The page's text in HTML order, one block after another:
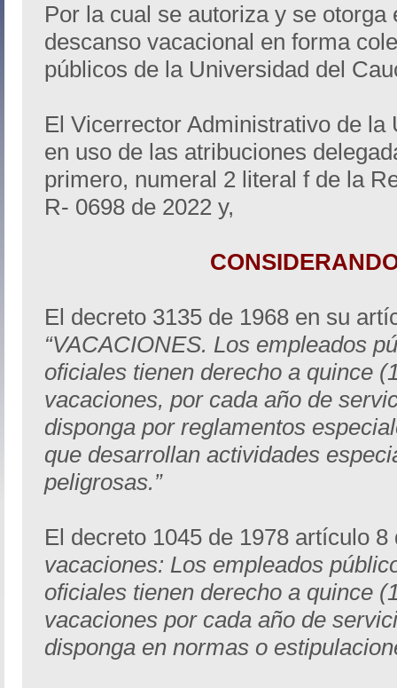
Por la cual se autoriza y se otorga
descanso vacacional en forma
públicos de la Universidad del
El Vicerrector Administrativo de la
en uso de las atribuciones
primero, numeral 2 literal f de la
R- 0698 de 2022 y,
El decreto 3135 de 1968 en su
“VACACIONES. Los empleados
oficiales tienen derecho a quince
vacaciones, por cada año de
disponga por reglamentos
que desarrollan actividades
peligrosas.”
El decreto 1045 de 1978 artículo
vacaciones: Los empleados
oficiales tienen derecho a quince
vacaciones por cada año de
disponga en normas o